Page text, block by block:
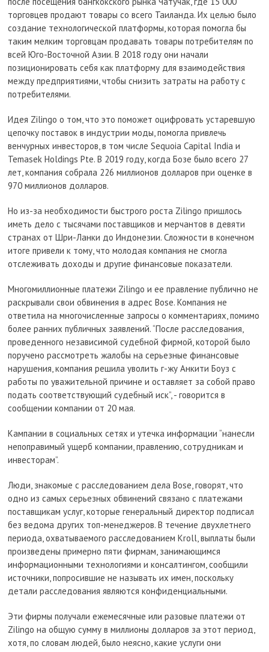
торговцев продают товары со всего Таиланда. Их целью было
создание технологической платформы, которая помогла бы
таким мелким торговцам продавать товары потребителям по
всей Юго-Восточной Азии. В 2018 году они начали
позиционировать себя как платформу для взаимодействия
между предприятиями, чтобы снизить затраты на работу с
потребителями.
Идея Zilingo о том, что это поможет оцифровать устаревшую
цепочку поставок в индустрии моды, помогла привлечь
венчурных инвесторов, в том числе Sequoia Capital India и
Temasek Holdings Pte. В 2019 году, когда Бозе было всего 27
лет, компания собрала 226 миллионов долларов при оценке в
970 миллионов долларов.
Но из-за необходимости быстрого роста Zilingo пришлось
иметь дело с тысячами поставщиков и мерчантов в девяти
странах от Шри-Ланки до Индонезии. Сложности в конечном
итоге привели к тому, что молодая компания не смогла
отслеживать доходы и другие финансовые показатели.
Многомиллионные платежи Zilingo и ее правление публично не
раскрывали свои обвинения в адрес Bose. Компания не
ответила на многочисленные запросы о комментариях, помимо
более ранних публичных заявлений. “После расследования,
проведенного независимой судебной фирмой, которой было
поручено рассмотреть жалобы на серьезные финансовые
нарушения, компания решила уволить г-жу Анкити Боуз с
работы по уважительной причине и оставляет за собой право
подать соответствующий судебный иск”, - говорится в
сообщении компании от 20 мая.
Кампании в социальных сетях и утечка информации “нанесли
непоправимый ущерб компании, правлению, сотрудникам и
инвесторам”.
Люди, знакомые с расследованием дела Bose, говорят, что
одно из самых серьезных обвинений связано с платежами
поставщикам услуг, которые генеральный директор подписал
без ведома других топ-менеджеров. В течение двухлетнего
периода, охватываемого расследованием Kroll, выплаты были
произведены примерно пяти фирмам, занимающимся
информационными технологиями и консалтингом, сообщили
источники, попросившие не называть их имен, поскольку
детали расследования являются конфиденциальными.
Эти фирмы получали ежемесячные или разовые платежи от
Zilingo на общую сумму в миллионы долларов за этот период,
хотя, по словам людей, было неясно, какие услуги они